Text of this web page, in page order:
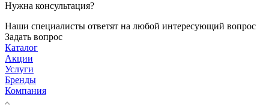
Нужна консультация?
Наши специалисты ответят на любой интересующий вопрос
Задать вопрос
Каталог
Акции
Услуги
Бренды
Компания